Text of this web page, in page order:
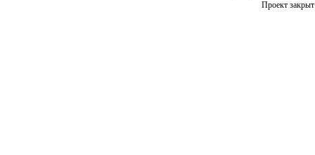
Проект закрыт